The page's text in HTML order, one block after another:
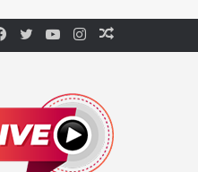
Instagram
YouTube
Twitter
Facebook